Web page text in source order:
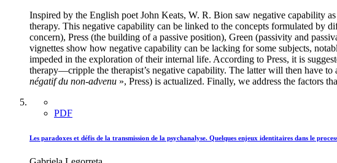
Inspired by the English poet John Keats, W. R. Bion saw negative capability
therapy. This negative capability can be linked to the concepts formulated by
concern), Press (the building of a passive position), Green (passivity and
vignettes show how negative capability can be lacking for some subjects,
impeded in the exploration of their internal life. According to Press, it is
therapy—cripple the therapist’s negative capability. The latter will then have
négatif du non-advenu », Press) is actualized. Finally, we address the factors
PDF
Les paradoxes et défis de la transmission de la psychanalyse. Quelques enjeux identitaires dans le